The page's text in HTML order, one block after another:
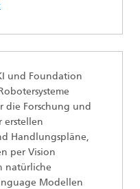
und Foundation
die Forschung und
erstellen
Handlungspläne,
per Vision
natürliche
Modellen